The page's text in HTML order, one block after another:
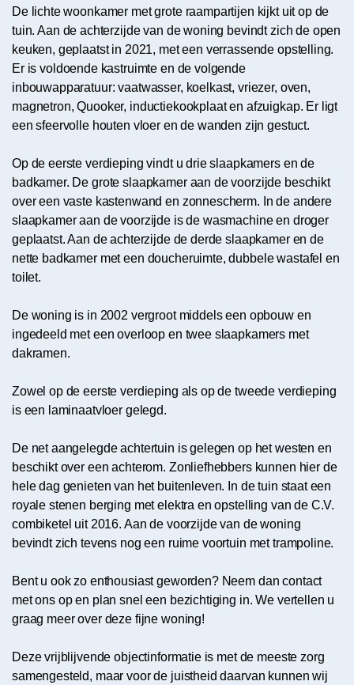
De lichte woonkamer met grote raampartijen kijkt uit op de
tuin. Aan de achterzijde van de woning bevindt zich de open
keuken, geplaatst in 2021, met een verrassende opstelling.
Er is voldoende kastruimte en de volgende
inbouwapparatuur: vaatwasser, koelkast, vriezer, oven,
magnetron, Quooker, inductiekookplaat en afzuigkap. Er ligt
een sfeervolle houten vloer en de wanden zijn gestuct.
Op de eerste verdieping vindt u drie slaapkamers en de
badkamer. De grote slaapkamer aan de voorzijde beschikt
over een vaste kastenwand en zonnescherm. In de andere
slaapkamer aan de voorzijde is de wasmachine en droger
geplaatst. Aan de achterzijde de derde slaapkamer en de
nette badkamer met een doucheruimte, dubbele wastafel en
toilet.
De woning is in 2002 vergroot middels een opbouw en
ingedeeld met een overloop en twee slaapkamers met
dakramen.
Zowel op de eerste verdieping als op de tweede verdieping
is een laminaatvloer gelegd.
De net aangelegde achtertuin is gelegen op het westen en
beschikt over een achterom. Zonliefhebbers kunnen hier de
hele dag genieten van het buitenleven. In de tuin staat een
royale stenen berging met elektra en opstelling van de C.V.
combiketel uit 2016. Aan de voorzijde van de woning
bevindt zich tevens nog een ruime voortuin met trampoline.
Bent u ook zo enthousiast geworden? Neem dan contact
met ons op en plan snel een bezichtiging in. We vertellen u
graag meer over deze fijne woning!
Deze vrijblijvende objectinformatie is met de meeste zorg
samengesteld, maar voor de juistheid daarvan kunnen wij